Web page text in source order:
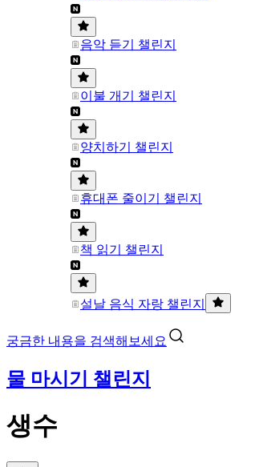
음악 듣기 챌린지
이불 개기 챌린지
양치하기 챌린지
휴대폰 줄이기 챌린지
책 읽기 챌린지
설날 음식 자랑 챌린지
궁금한 내용을 검색해보세요
물 마시기 챌린지
생수